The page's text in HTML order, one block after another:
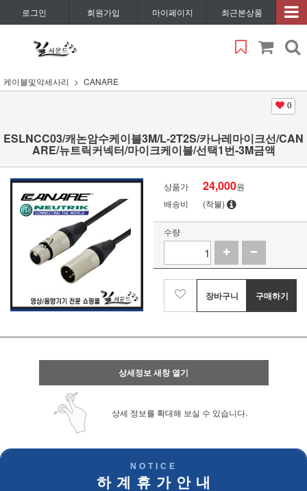
로그인 회원가입 마이페이지 최근본상품
케이블및악세사리 CANARE
0
ESLNCC03/캐논암수케이블3M/L-2T2S/카나레마이크선/CAN
ARE/뉴트릭커넥터/마이크케이블/선택1번-3M금액
상품가 24,000원
배송비
(착불)
수량
장바구니 구매하기
상세정보 새창 열기
상세 정보를 확대해 보실 수 있습니다.
NOTICE
하 계 휴 가 안 내